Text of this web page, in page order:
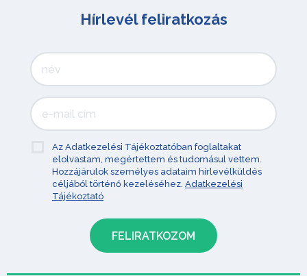
Hírlevél feliratkozás
Az Adatkezelési Tájékoztatóban foglaltakat
elolvastam, megértettem és tudomásul vettem.
Hozzájárulok személyes adataim hírlevélküldés
céljából történő kezeléséhez. Adatkezelési
Tájékoztató